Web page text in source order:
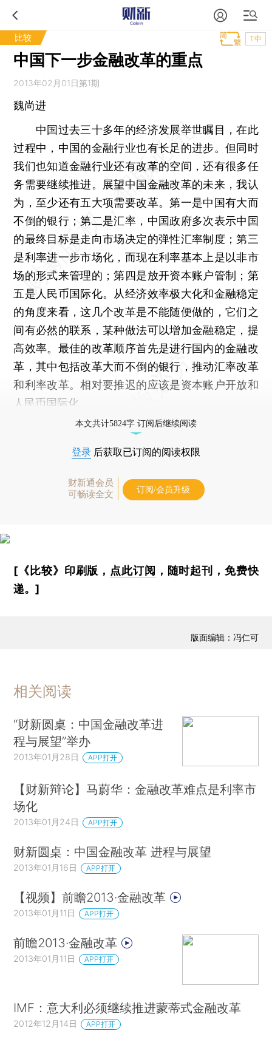
比较 T中
中国下一步金融改革的重点
2013年02月01日第1期
魏尚进
中国过去三十多年的经济发展举世瞩目，在此
过程中，中国的金融行业也有长足的进步。但同时
我们也知道金融行业还有改革的空间，还有很多任
务需要继续推进。展望中国金融改革的未来，我认
为，至少还有五大项需要改革。第一是中国有大而
不倒的银行；第二是汇率，中国政府多次表示中国
的最终目标是走向市场决定的弹性汇率制度；第三
是利率进一步市场化，而现在利率基本上是以非市
场的形式来管理的；第四是放开资本账户管制；第
五是人民币国际化。从经济效率极大化和金融稳定
的角度来看，这几个改革是不能随便做的，它们之
间有必然的联系，某种做法可以增加金融稳定，提
高效率。最佳的改革顺序首先是进行国内的金融改
革，其中包括改革大而不倒的银行，推动汇率改革
和利率改革。相对要推迟的应该是资本账户开放和
人民币国际化。
本文共计5824字 订阅后继续阅读
登录 后获取已订阅的阅读权限
财新通会员
可畅读全文
订阅/会员升级
[《比较》印刷版， 点此订阅 ，随时起刊，免费快
递。]
版面编辑：冯仁可
相关阅读
“财新圆桌：中国金融改革进
程与展望”举办
2013年01月28日 APP打开
【财新辩论】马蔚华：金融改革难点是利率市
场化
2013年01月24日 APP打开
财新圆桌：中国金融改革 进程与展望
2013年01月16日 APP打开
【视频】前瞻2013·金融改革
2013年01月11日 APP打开
前瞻2013·金融改革
2013年01月11日 APP打开
IMF：意大利必须继续推进蒙蒂式金融改革
2012年12月14日 APP打开